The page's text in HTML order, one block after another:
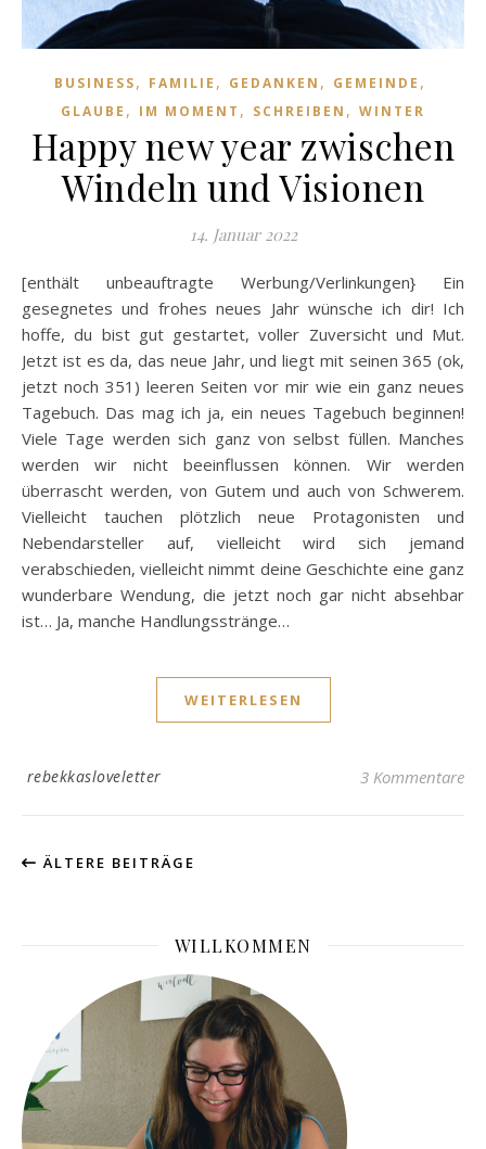
BUSINESS, FAMILIE , GEDANKEN , GEMEINDE ,
GLAUBE , IM MOMENT , SCHREIBEN , WINTER
Happy new year zwischen
Windeln und Visionen
14. Januar 2022
[enthält unbeauftragte Werbung/Verlinkungen} Ein
gesegnetes und frohes neues Jahr wünsche ich dir! Ich
hoffe, du bist gut gestartet, voller Zuversicht und Mut.
Jetzt ist es da, das neue Jahr, und liegt mit seinen 365 (ok,
jetzt noch 351) leeren Seiten vor mir wie ein ganz neues
Tagebuch. Das mag ich ja, ein neues Tagebuch beginnen!
Viele Tage werden sich ganz von selbst füllen. Manches
werden wir nicht beeinflussen können. Wir werden
überrascht werden, von Gutem und auch von Schwerem.
Vielleicht tauchen plötzlich neue Protagonisten und
Nebendarsteller auf, vielleicht wird sich jemand
verabschieden, vielleicht nimmt deine Geschichte eine ganz
wunderbare Wendung, die jetzt noch gar nicht absehbar
ist… Ja, manche Handlungsstränge…
WEITERLESEN
rebekkasloveletter 3 Kommentare
ÄLTERE BEITRÄGE
WILLKOMMEN